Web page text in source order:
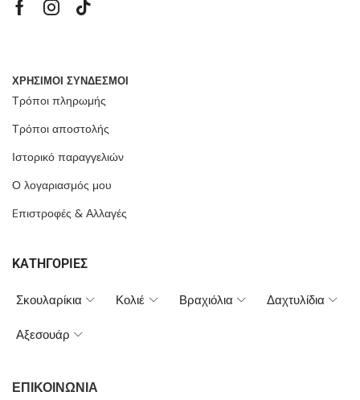
ΧΡΗΣΙΜΟΙ ΣΥΝΔΕΣΜΟΙ
Τρόποι πληρωμής
Τρόποι αποστολής
Ιστορικό παραγγελιών
Ο λογαριασμός μου
Eπιστροφές & Αλλαγές
ΚΑΤΗΓΟΡΙΕΣ
Σκουλαρίκια Κολιέ Βραχιόλια Δαχτυλίδια
Αξεσουάρ
ΕΠΙΚΟΙΝΩΝΙΑ